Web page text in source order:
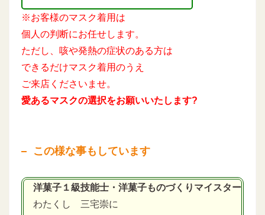
※お客様のマスク着用は
個人の判断にお任せします。
ただし、咳や発熱の症状のある方は
できるだけマスク着用のうえ
ご来店くださいませ。
愛あるマスクの選択をお願いいたします?
この様な事もしています
洋菓子１級技能士・洋菓子ものづくりマイスター
わたくし 三宅崇に